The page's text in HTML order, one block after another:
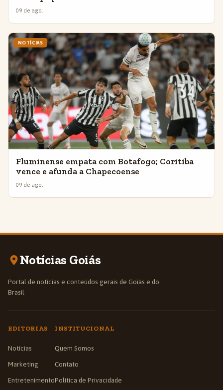
09 de ago.
NOTÍCIAS
Fluminense empata com Botafogo; Coritiba
vence e afunda a Chapecoense
09 de ago.
Notícias Goiás
Portal de notícias e conteúdos gerais de Goiás e do
Brasil
EDITORIAS
Notícias
Marketing
Entretenimento
INSTITUCIONAL
Quem Somos
Contato
Política de Privacidade